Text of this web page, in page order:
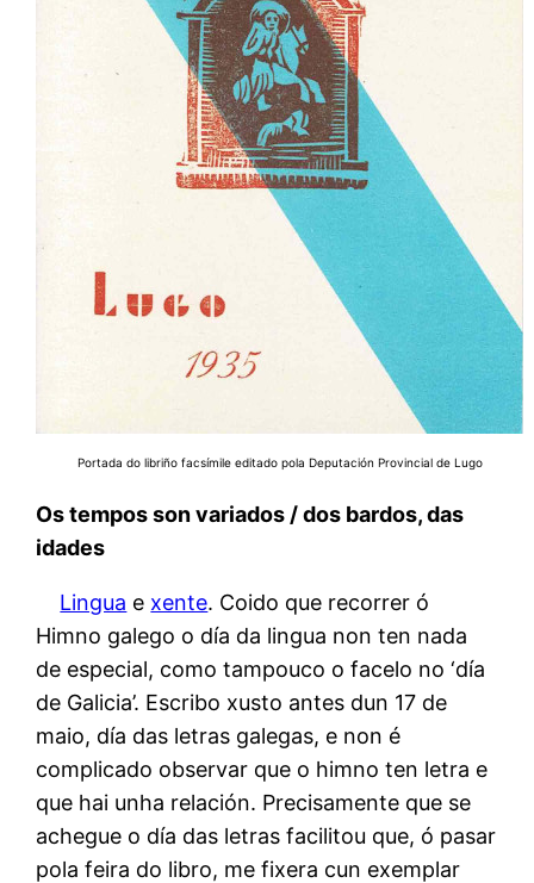
Portada do libriño facsímile editado pola Deputación Provincial de Lugo
Os tempos son variados / dos bardos, das
idades
Lingua e xente. Coido que recorrer ó
Himno galego o día da lingua non ten nada
de especial, como tampouco o facelo no ‘día
de Galicia’. Escribo xusto antes dun 17 de
maio, día das letras galegas, e non é
complicado observar que o himno ten letra e
que hai unha relación. Precisamente que se
achegue o día das letras facilitou que, ó pasar
pola feira do libro, me fixera cun exemplar